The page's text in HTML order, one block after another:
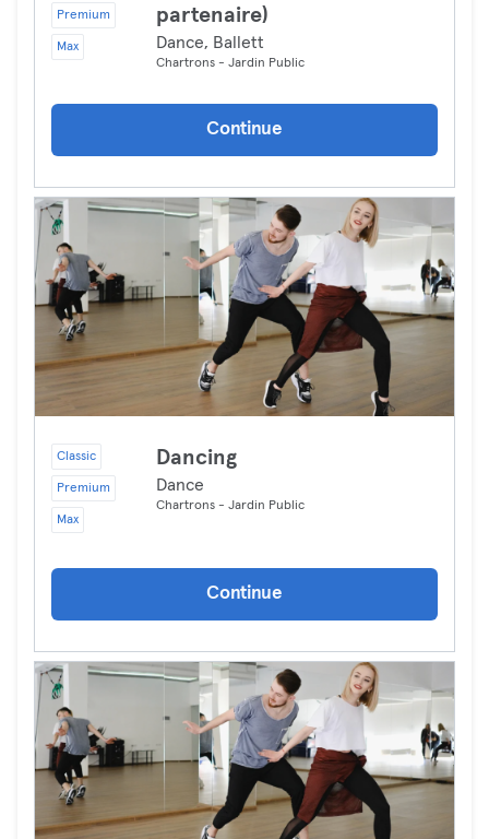
Premium
Max
partenaire)
Dance, Ballett
Chartrons - Jardin Public
Continue
Classic
Premium
Max
Dancing
Dance
Chartrons - Jardin Public
Continue